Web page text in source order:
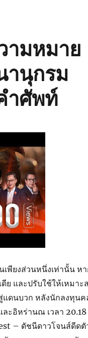
ามหมาย
านุกรม
ำศัพท์
พียงส่วนหนึ่งเท่านั้น ห
ย และปรับใช้ให้เหมาะ
แดนบวก หลังนักลงทุนค
ละอิหร่านณ เวลา
– ดัชนีดาวโจนส์ดีด